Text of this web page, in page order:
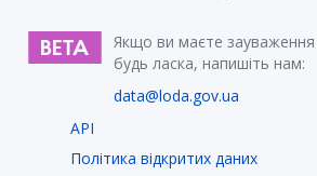
Якщо ви маєте зауваження
будь ласка, напишіть нам:
data@loda.gov.ua
API
Політика відкритих даних